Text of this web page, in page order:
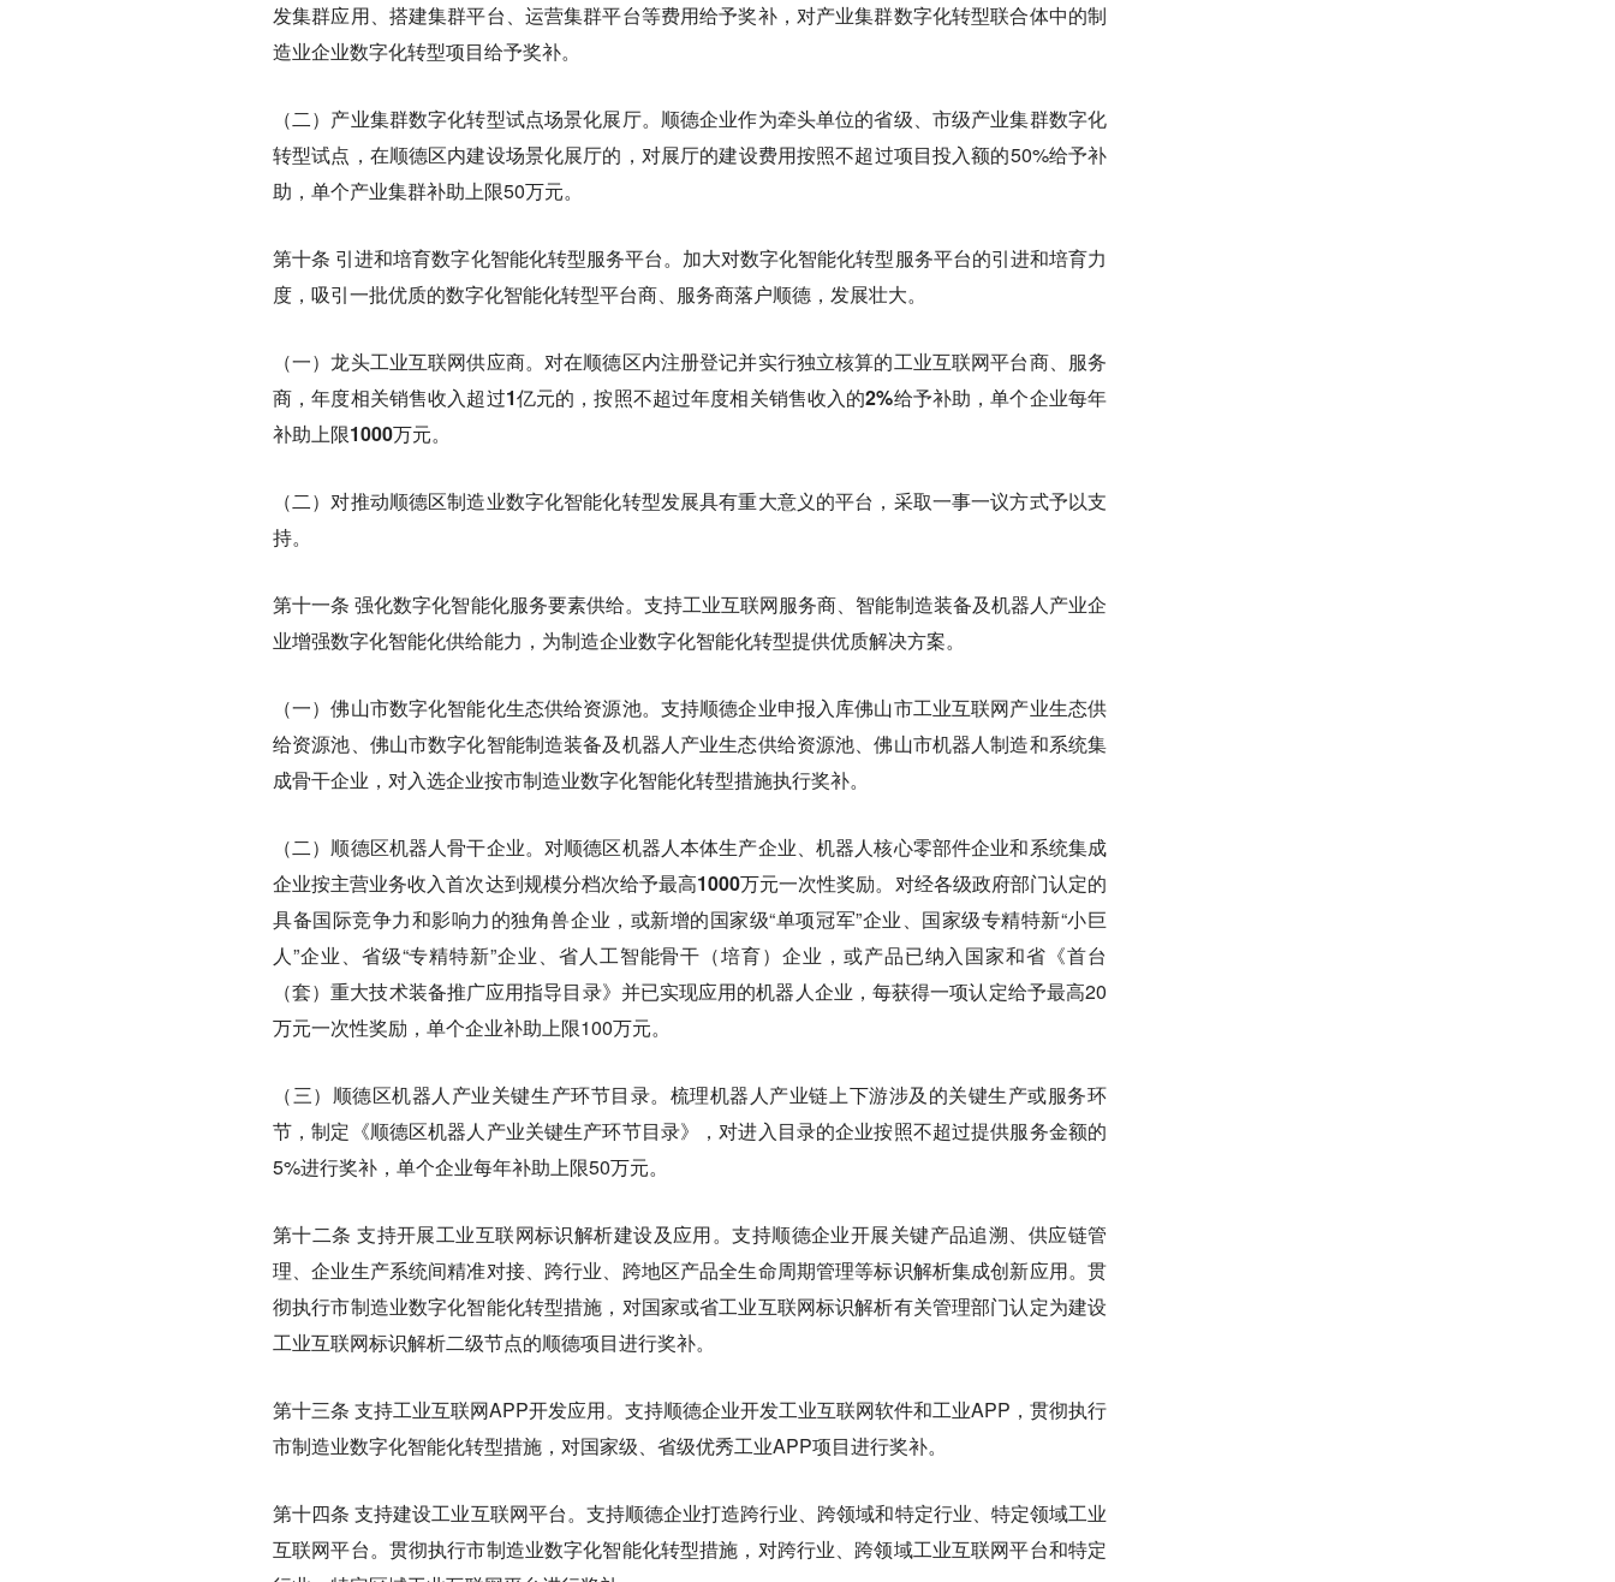
发集群应用、搭建集群平台、运营集群平台等费用给予奖补，对产业集群数字化转型联合体中的制
造业企业数字化转型项目给予奖补。
（二）产业集群数字化转型试点场景化展厅。顺德企业作为牵头单位的省级、市级产业集群数字化
转型试点，在顺德区内建设场景化展厅的，对展厅的建设费用按照不超过项目投入额的50%给予补
助，单个产业集群补助上限50万元。
第十条 引进和培育数字化智能化转型服务平台。加大对数字化智能化转型服务平台的引进和培育力
度，吸引一批优质的数字化智能化转型平台商、服务商落户顺德，发展壮大。
（一）龙头工业互联网供应商。 对在顺德区内注册登记并实行独立核算的工业互联网平台商、服务
商，年度相关销售收入超过1亿元的，按照不超过年度相关销售收入的2%给予补助，单个企业每年
补助上限1000万元。
（二）对推动顺德区制造业数字化智能化转型发展具有重大意义的平台，采取一事一议方式予以支
持。
第十一条强化数字化智能化服务要素供给。支持工业互联网服务商、智能制造装备及机器人产业企
业增强数字化智能化供给能力，为制造企业数字化智能化转型提供优质解决方案。
（一）佛山市数字化智能化生态供给资源池。支持顺德企业申报入库佛山市工业互联网产业生态供
给资源池、佛山市数字化智能制造装备及机器人产业生态供给资源池、佛山市机器人制造和系统集
成骨干企业，对入选企业按市制造业数字化智能化转型措施执行奖补。
（二）顺德区机器人骨干企业。 对顺德区机器人本体生产企业、机器人核心零部件企业和系统集成
企业按主营业务收入首次达到规模分档次给予最高1000万元一次性奖励。 对经各级政府部门认定的
具备国际竞争力和影响力的独角兽企业，或新增的国家级“单项冠军”企业、国家级专精特新“小巨
人”企业、省级“专精特新”企业、省人工智能骨干（培育）企业，或产品已纳入国家和省《首台
（套）重大技术装备推广应用指导目录》并已实现应用的机器人企业，每获得一项认定给予最高20
万元一次性奖励，单个企业补助上限100万元。
（三）顺德区机器人产业关键生产环节目录。梳理机器人产业链上下游涉及的关键生产或服务环
节，制定《顺德区机器人产业关键生产环节目录》，对进入目录的企业按照不超过提供服务金额的
5%进行奖补，单个企业每年补助上限50万元。
第十二条支持开展工业互联网标识解析建设及应用。支持顺德企业开展关键产品追溯、供应链管
理、企业生产系统间精准对接、跨行业、跨地区产品全生命周期管理等标识解析集成创新应用。贯
彻执行市制造业数字化智能化转型措施，对国家或省工业互联网标识解析有关管理部门认定为建设
工业互联网标识解析二级节点的顺德项目进行奖补。
第十三条 支持工业互联网APP开发应用。支持顺德企业开发工业互联网软件和工业APP，贯彻执行
市制造业数字化智能化转型措施，对国家级、省级优秀工业APP项目进行奖补。
第十四条支持建设工业互联网平台。支持顺德企业打造跨行业、跨领域和特定行业、特定领域工业
互联网平台。贯彻执行市制造业数字化智能化转型措施，对跨行业、跨领域工业互联网平台和特定